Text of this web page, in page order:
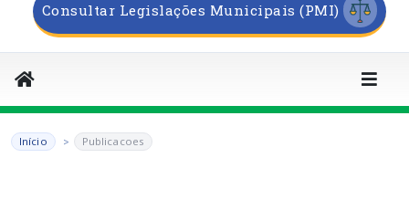
Consultar Legislações Municipais (PMI)
Início Publicacoes